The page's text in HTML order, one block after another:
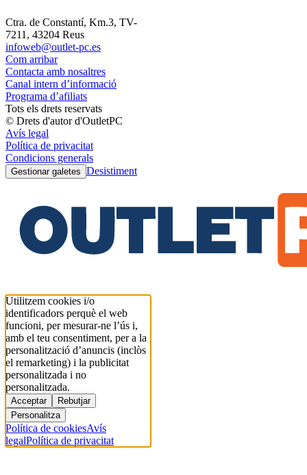
Ctra. de Constantí, Km.3, TV-
7211, 43204 Reus
infoweb@outlet-pc.es
Com arribar
Contacta amb nosaltres
Canal intern d’informació
Programa d’afiliats
Tots els drets reservats
© Drets d'autor d'OutletPC
Avís legal
Política de privacitat
Condicions generals
Gestionar galetes Desistiment
Utilitzem cookies i/o
identificadors perquè el web
funcioni, per mesurar-ne l’ús i,
amb el teu consentiment, per a la
personalització d’anuncis (inclòs
el remarketing) i la publicitat
personalitzada i no
personalitzada.
Acceptar
Rebutjar
Personalitza
Política de cookiesAvís
legalPolítica de privacitat